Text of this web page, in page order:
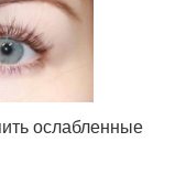
ослабленные